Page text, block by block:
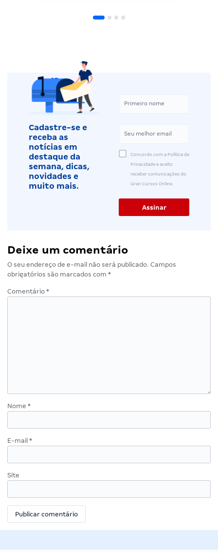
Cadastre-se e
receba as
notícias em
destaque da
semana, dicas,
novidades e
muito mais.
Concordo com a Política de
Privacidade e aceito
receber comunicações do
Gran Cursos Online.
Deixe um comentário
O seu endereço de e-mail não será publicado. Campos
obrigatórios são marcados com *
Comentário *
Nome *
E-mail *
Site